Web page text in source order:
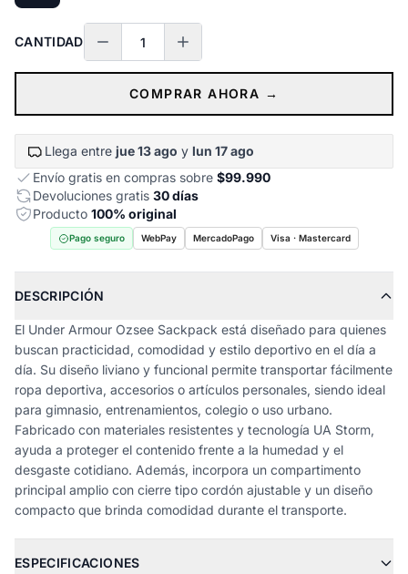
CANTIDAD
COMPRAR AHORA →
Llega entre jue 13 ago y lun 17 ago
Envío gratis en compras sobre $99.990
Devoluciones gratis 30 días
Producto 100% original
Pago seguro WebPay MercadoPago Visa · Mastercard
DESCRIPCIÓN
El Under Armour Ozsee Sackpack está diseñado para quienes
buscan practicidad, comodidad y estilo deportivo en el día a
día. Su diseño liviano y funcional permite transportar fácilmente
ropa deportiva, accesorios o artículos personales, siendo ideal
para gimnasio, entrenamientos, colegio o uso urbano.
Fabricado con materiales resistentes y tecnología UA Storm,
ayuda a proteger el contenido frente a la humedad y el
desgaste cotidiano. Además, incorpora un compartimento
principal amplio con cierre tipo cordón ajustable y un diseño
compacto que brinda comodidad durante el transporte.
ESPECIFICACIONES